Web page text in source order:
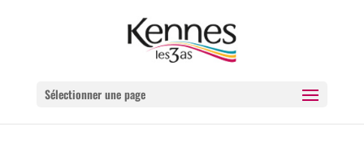
Sélectionner une page